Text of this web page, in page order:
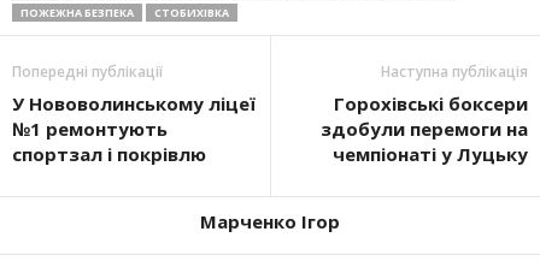
ПОЖЕЖНА БЕЗПЕКА
СТОБИХІВКА
Попередні публікації
У Нововолинському ліцеї
№1 ремонтують
спортзал і покрівлю
Наступна публікація
Горохівські боксери
здобули перемоги на
чемпіонаті у Луцьку
Марченко Ігор